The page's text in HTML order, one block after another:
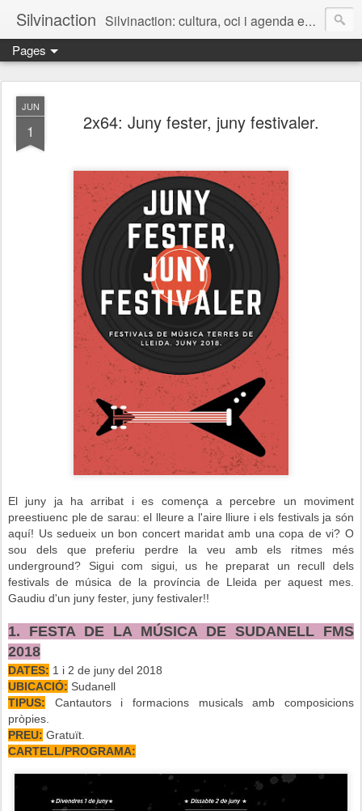
Silvinaction Silvinaction: cultura, oci i agenda en acció pel públic adult a Lleida
Pages
JUN
1 2x64: Juny fester, juny festivaler.
El juny ja ha arribat i es comença a percebre un moviment
preestiuenc ple de sarau: el lleure a l'aire lliure i els festivals ja són
aquí! Us sedueix un bon concert maridat amb una copa de vi? O
sou dels que preferiu perdre la veu amb els ritmes més
underground? Sigui com sigui, us he preparat un recull dels
festivals de música de la província de Lleida per aquest mes.
Gaudiu d'un juny fester, juny festivaler!!
1. FESTA DE LA MÚSICA DE SUDANELL FMS
2018
DATES: 1 i 2 de juny del 2018
UBICACIÓ: Sudanell
TIPUS: Cantautors i formacions musicals amb composicions
pròpies.
PREU: Gratuït.
CARTELL/PROGRAMA: